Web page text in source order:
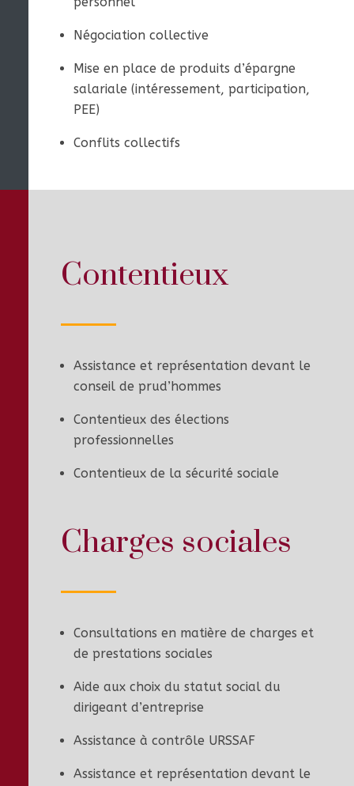
Négociation collective
Mise en place de produits d’épargne
salariale (intéressement, participation,
PEE)
Conflits collectifs
Contentieux
Assistance et représentation devant le
conseil de prud’hommes
Contentieux des élections
professionnelles
Contentieux de la sécurité sociale
Charges sociales
Consultations en matière de charges et
de prestations sociales
Aide aux choix du statut social du
dirigeant d’entreprise
Assistance à contrôle URSSAF
Assistance et représentation devant le